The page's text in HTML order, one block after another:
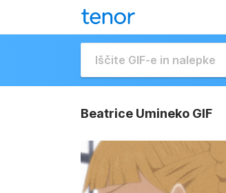
Beatrice Umineko GIF